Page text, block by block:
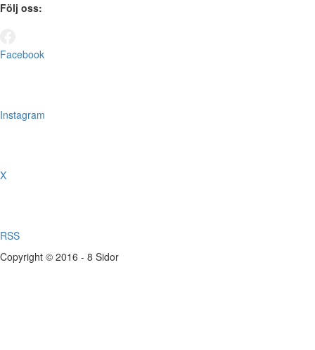
Följ oss:
Facebook
Instagram
X
RSS
Copyright © 2016 - 8 Sidor